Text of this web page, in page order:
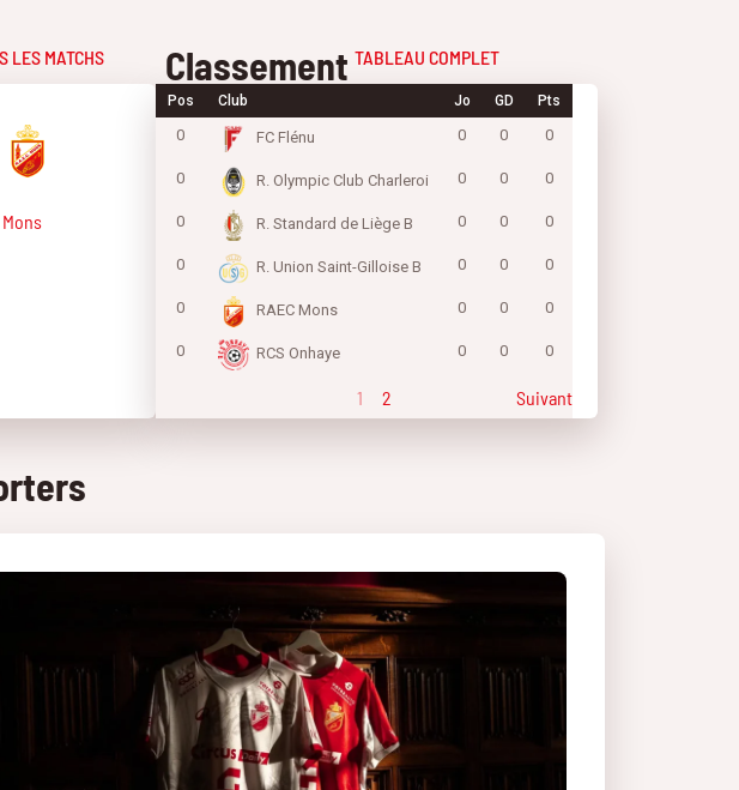
LES MATCHS Classement TABLEAU COMPLET
Pos Club Jo GD Pts
0 FC Flénu 0 0 0
0 R. Olympic Club Charleroi 0 0 0
0 R. Standard de Liège B 0 0 0
0 R. Union Saint-Gilloise B 0 0 0
0 RAEC Mons 0 0 0
0 RCS Onhaye 0 0 0
1 2 Suivant